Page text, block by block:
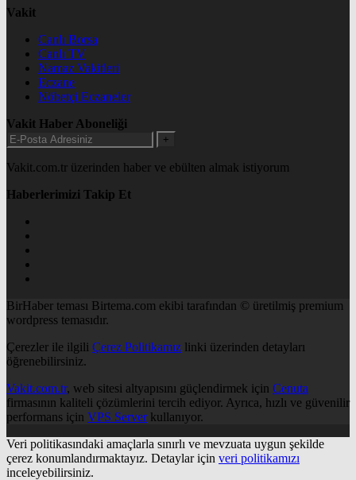
Vakit
Canlı Borsa
Canlı TV
Namaz Vakitleri
Eczane
Nöbetçi Eczaneler
Vakit Haber Aboneliği
+
Vakit.com.tr üzerinden haber ve ebülten almak istiyorum
Haberlerimizi Takip Et
BirHaber teması Birtema.com ekibi tarafından © üretilmiş premium
wordpress temasıdır.
Çerezler ile ilgili Çerez Politikamız linki üzerinden detayları
öğrenebilirsiniz.
Vakit.com.tr, web sitesi altyapısını güçlendirmek için Cenuta
firmasının kaliteli çözümlerini tercih ediyor. Ayrıca, hızlı ve güvenilir
performans için VPS Serverkullanıyor.
Veri politikasındaki amaçlarla sınırlı ve mevzuata uygun şekilde
çerez konumlandırmaktayız. Detaylar için veri politikamızı
inceleyebilirsiniz.